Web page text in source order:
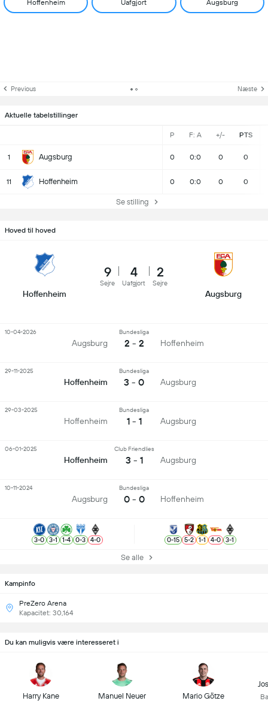
Hoffenheim Uafgjort Augsburg
Previous Næste
Aktuelle tabelstillinger
P F: A +/- PTS
1 Augsburg 0 0:0 0 0
11 Hoffenheim 0 0:0 0 0
Se stilling
Kampinfo
PreZero Arena
Kapacitet: 30,164
Hoved til hoved
Hoffenheim
9
Sejre
4
Uafgjort
2
Sejre
Augsburg
Augsburg
Bundesliga
2 - 2 Hoffenheim
10-04-2026
Hoffenheim
Bundesliga
3 - 0 Augsburg
29-11-2025
Hoffenheim
Bundesliga
1 - 1 Augsburg
29-03-2025
Hoffenheim
Club Friendlies
3 - 1 Augsburg
06-01-2025
Augsburg
Bundesliga
0 - 0 Hoffenheim
10-11-2024
3-0 3-1 1-4 0-3 4-0 0-15 5-2 1-1 4-0 3-1
Se alle
Du kan muligvis være interesseret i
Harry Kane Manuel Neuer Mario Götze